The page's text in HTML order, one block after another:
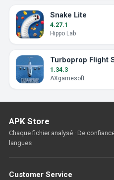
Snake Lite
4.27.1
Hippo Lab
Turboprop Flight
1.34.3
AXgamesoft
APK Store
Chaque fichier analysé · De
langues
Customer Service